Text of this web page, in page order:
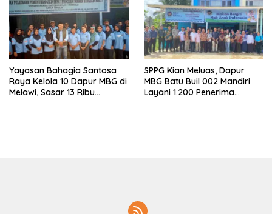
Yayasan Bahagia Santosa
Raya Kelola 10 Dapur MBG di
Melawi, Sasar 13 Ribu
SPPG Kian Meluas, Dapur
MBG Batu Buil 002 Mandiri
Layani 1.200 Penerima